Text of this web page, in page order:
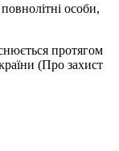
особи,
протягом
(Про захист